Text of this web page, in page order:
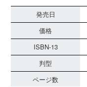
発売日
価格
ISBN-13
判型
ページ数